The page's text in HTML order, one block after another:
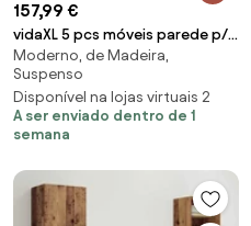
157,99 €
vidaXL 5 pcs móveis parede p/
TV c/ LEDs deriv. madeira cinza
sonoma
Moderno, de Madeira,
Suspenso
Disponível na lojas virtuais 2
A ser enviado dentro de 1
semana